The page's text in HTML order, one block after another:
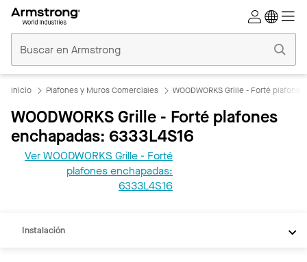
Comerciales
Inicio
Inicio Plafones y Muros Comerciales WOODWORKS Grille - Forté
WOODWORKS Grille - Forté plafones
enchapadas: 6333L4S16
Ver WOODWORKS Grille - Forté
plafones enchapadas:
6333L4S16
Instalación